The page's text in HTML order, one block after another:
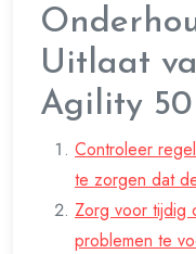
Uitlaat
Agility 50
Controleer
te zorgen dat
Zorg voor tijdig
problemen te